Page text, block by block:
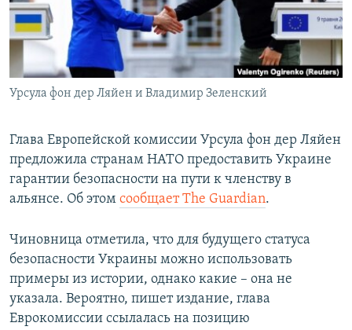
ПОБЕДИТЕЛЕЙ НЕ СУДЯТ?
КРЫМ.НЕПОКОРЕННЫЙ
ELIFBE
УКРАИНСКАЯ ПРОБЛЕМА КРЫМА
ПРИСОЕДИНЯЙТЕСЬ!
Урсула фон дер Ляйен и Владимир Зеленский
Глава Европейской комиссии Урсула фон дер Ляйен
предложила странам НАТО предоставить Украине
гарантии безопасности на пути к членству в
альянсе. Об этом сообщает The Guardian.
Чиновница отметила, что для будущего статуса
безопасности Украины можно использовать
примеры из истории, однако какие – она не
указала. Вероятно, пишет издание, глава
Еврокомиссии ссылалась на позицию